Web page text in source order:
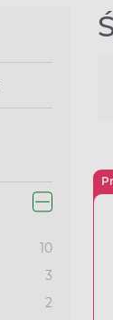
10
3
2